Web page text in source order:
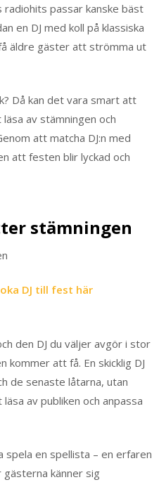
radiohits passar kanske bäst
en DJ med koll på klassiska
äldre gäster att strömma ut
Då kan det vara smart att
av stämningen och
att matcha DJ:n med
att festen blir lyckad och
stämningen
DJ till fest här
den DJ du väljer avgör i stor
kommer att få. En skicklig DJ
de senaste låtarna, utan
av publiken och anpassa
spela en spellista – en erfaren
känner sig